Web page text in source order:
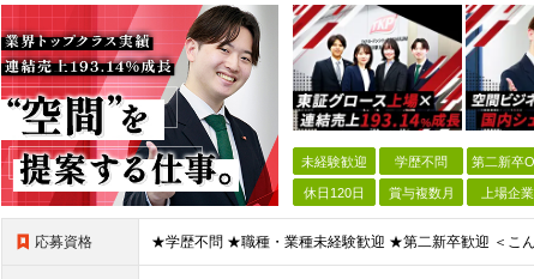
未経験歓迎 学歴不問 第二新卒
休日120日 賞与複数月 上場企業
応募資格